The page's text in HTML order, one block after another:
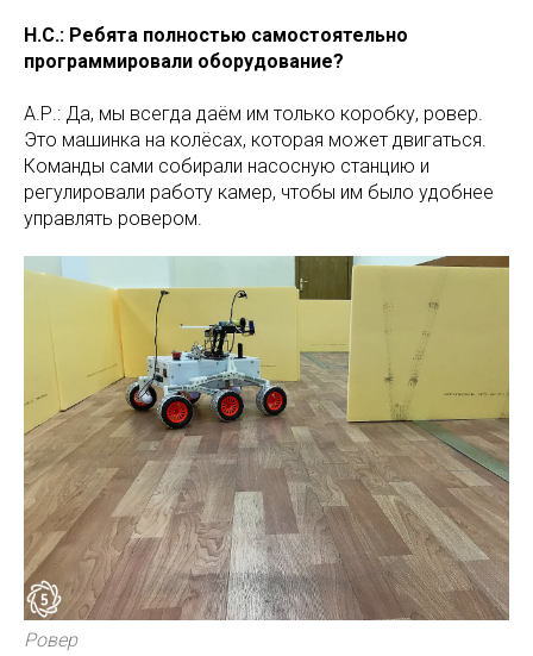
Н.С.: Ребята полностью самостоятельно
программировали оборудование?
А.Р.: Да, мы всегда даём им только коробку, ровер.
Это машинка на колёсах, которая может двигаться.
Команды сами собирали насосную станцию и
регулировали работу камер, чтобы им было удобнее
управлять ровером.
Ровер